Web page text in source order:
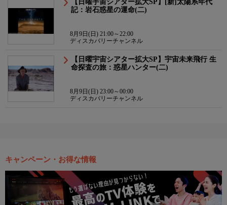
【日曜宇宙シアター拡大SP】[新]太陽系年代
記：岩石惑星の運命(二)
8月9日(日) 21:00～22:00
ディスカバリーチャンネル
【日曜宇宙シアター拡大SP】宇宙未来飛行 生
命探査の旅：惑星ハンター(二)
8月9日(日) 23:00～00:00
ディスカバリーチャンネル
キャンペーン・お得な情報